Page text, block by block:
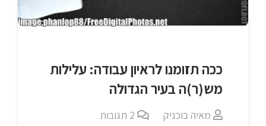
ככה תזומנו לראיון עבודה: עלילות
מש(ר)ה בעיר הגדולה
מאיה בוכניק 2 תגובות